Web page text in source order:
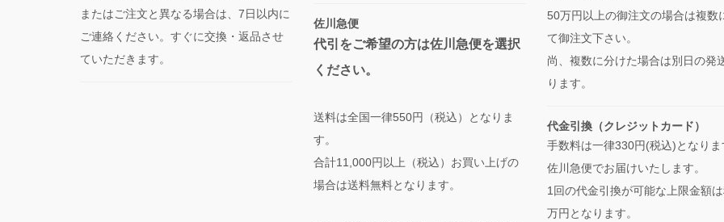
またはご注文と異なる場合は、7日以内に
ご連絡ください。すぐに交換・返品させ
ていただきます。
佐川急便
代引をご希望の方は佐川急便を選択
ください。
送料は全国一律550円（税込）となりま
す。
合計11,000円以上（税込）お買い上げの
場合は送料無料となります。
50万円以上の御注文の場合は複数
て御注文下さい。
尚、複数に分けた場合は別日の発
ります。
代金引換（クレジットカード）
手数料は一律330円(税込)となりま
佐川急便でお届けいたします。
1回の代金引換が可能な上限金額
万円となります。